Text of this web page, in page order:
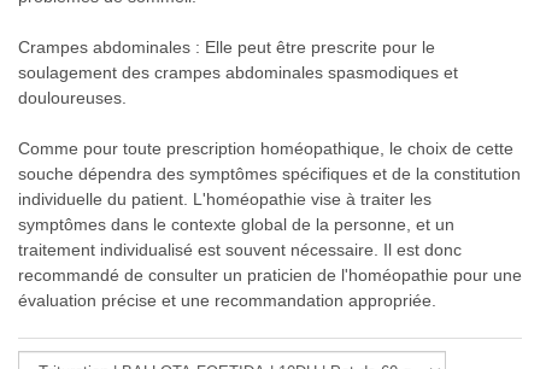
Crampes abdominales : Elle peut être prescrite pour le
soulagement des crampes abdominales spasmodiques et
douloureuses.
Comme pour toute prescription homéopathique, le choix de cette
souche dépendra des symptômes spécifiques et de la constitution
individuelle du patient. L'homéopathie vise à traiter les
symptômes dans le contexte global de la personne, et un
traitement individualisé est souvent nécessaire. Il est donc
recommandé de consulter un praticien de l'homéopathie pour une
évaluation précise et une recommandation appropriée.